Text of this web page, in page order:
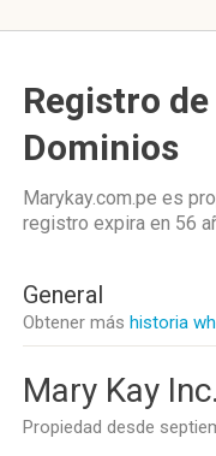
Registro
Dominios
Marykay.com.pe es
registro expira en 56
General
Obtener más historia
Mary Kay Inc.
Propiedad desde